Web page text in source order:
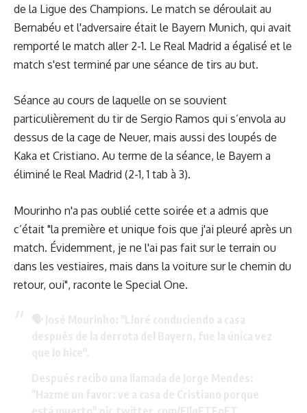
de la Ligue des Champions. Le match se déroulait au
Bernabéu et l'adversaire était le Bayern Munich, qui avait
remporté le match aller 2-1. Le Real Madrid a égalisé et le
match s'est terminé par une séance de tirs au but.
Séance au cours de laquelle on se souvient
particulièrement du tir de Sergio Ramos qui s’envola au
dessus de la cage de Neuer, mais aussi des loupés de
Kaka et Cristiano. Au terme de la séance, le Bayern a
éliminé le Real Madrid (2-1, 1 tab à 3).
Mourinho n'a pas oublié cette soirée et a admis que
c’était "la première et unique fois que j'ai pleuré après un
match. Évidemment, je ne l'ai pas fait sur le terrain ou
dans les vestiaires, mais dans la voiture sur le chemin du
retour, oui", raconte le Special One.